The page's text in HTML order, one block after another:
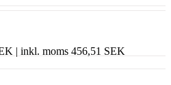
| inkl. moms 456,51 SEK